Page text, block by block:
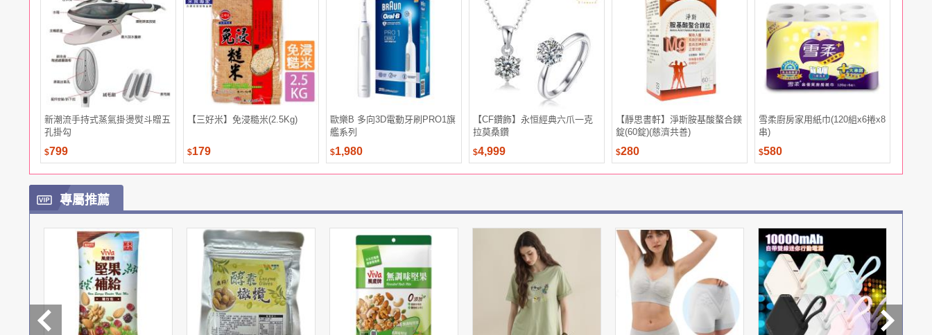
新潮流手持式蒸氣掛燙熨斗贈五
孔掛勾
$799
【三好米】免浸糙米(2.5Kg)
$179
歐樂B 多向3D電動牙刷PRO1旗
艦系列
$1,980
【CF鑽飾】永恒經典六爪一克
拉莫桑鑽
$4,999
【靜思書軒】淨斯胺基酸螯合鎂
錠(60錠)(慈濟共善)
$280
雪柔廚房家用紙巾(120組x6捲x8
串)
$580
專屬推薦